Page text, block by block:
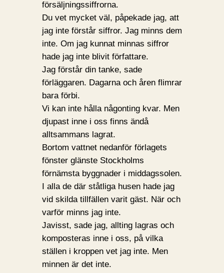
försäljningssiffrorna.
Du vet mycket väl, påpekade jag, att
jag inte förstår siffror. Jag minns dem
inte. Om jag kunnat minnas siffror
hade jag inte blivit författare.
Jag förstår din tanke, sade
förläggaren. Dagarna och åren flimrar
bara förbi.
Vi kan inte hålla någonting kvar. Men
djupast inne i oss finns ändå
alltsammans lagrat.
Bortom vattnet nedanför förlagets
fönster glänste Stockholms
förnämsta byggnader i middagssolen.
I alla de där ståtliga husen hade jag
vid skilda tillfällen varit gäst. När och
varför minns jag inte.
Javisst, sade jag, allting lagras och
komposteras inne i oss, på vilka
ställen i kroppen vet jag inte. Men
minnen är det inte.